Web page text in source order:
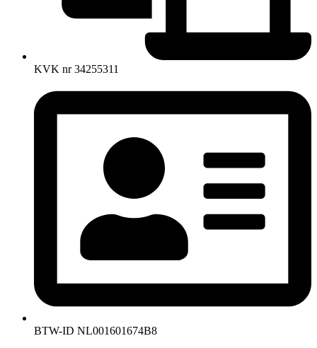
KVK nr 34255311
BTW-ID NL001601674B8